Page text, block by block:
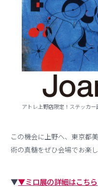
アトレ上野店限定！ステッカー
この機会に上野へ、東京都
術の真髄をぜひ会場でお楽し
▼▼ミロ展の詳細はこちら